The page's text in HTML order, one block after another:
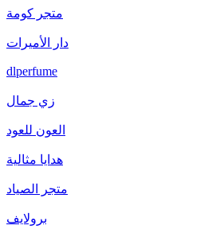
متجر كومة
دار الأميرات
dlperfume
زي جمال
العون للعود
هدايا مثالية
متجر الصياد
برولايف